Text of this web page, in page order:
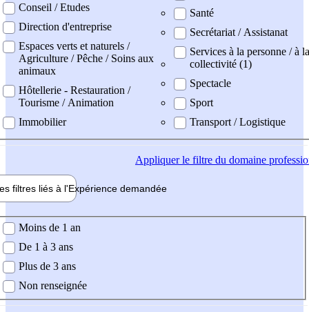
Conseil / Etudes
Direction d'entreprise
Espaces verts et naturels /
Agriculture / Pêche / Soins aux
animaux
Hôtellerie - Restauration /
Tourisme / Animation
Immobilier
Santé
Secrétariat / Assistanat
Services à la personne / à la
collectivité (1)
Spectacle
Sport
Transport / Logistique
Appliquerle filtre du domaine
filtres liés à l'Expérience demandée
demandée
Moins de 1 an
De 1 à 3 ans
Plus de 3 ans
Non renseignée